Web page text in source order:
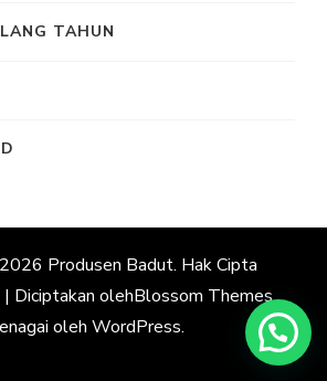
TAHUN
Produsen Badut. Hak Cipta
Diciptakan olehBlossom Themes.
oleh WordPress.